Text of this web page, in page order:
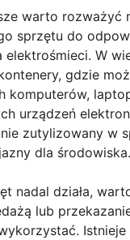
warto rozważyć
sprzętu do
elektrośmieci. W
gdzie
komputerów,
urządzeń
zutylizowany w
dla środowiska.
nadal działa,
lub